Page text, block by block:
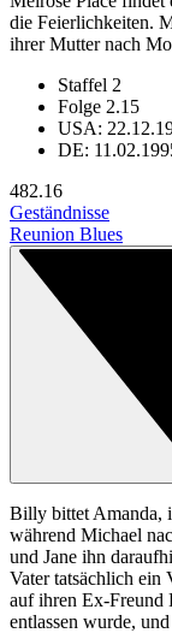
die Feierlichkeiten.
ihrer Mutter nach
Staffel 2
Folge 2.15
USA:
DE:
482.16
Geständnisse
Reunion Blues
Billy bittet Amanda,
während Michael
und Jane ihn
Vater tatsächlich ein
auf ihren Ex-Freund
entlassen wurde,